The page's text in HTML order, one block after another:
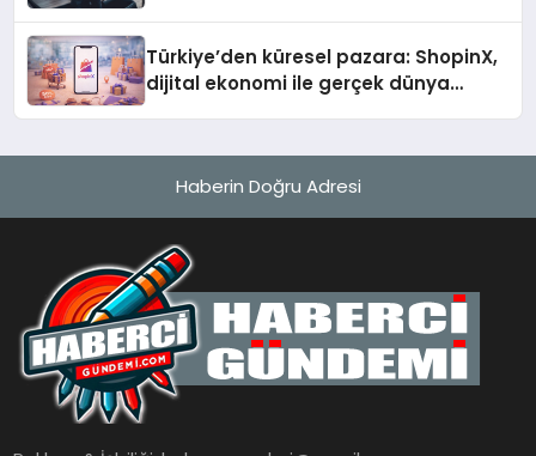
Türkiye’den küresel pazara: ShopinX,
dijital ekonomi ile gerçek dünya
Haberin Doğru Adresi